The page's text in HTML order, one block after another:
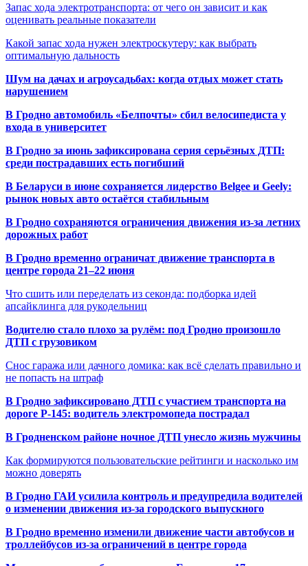
Запас хода электротранспорта: от чего он зависит и как
оценивать реальные показатели
Какой запас хода нужен электроскутеру: как выбрать
оптимальную дальность
Шум на дачах и агроусадьбах: когда отдых может стать
нарушением
В Гродно автомобиль «Белпочты» сбил велосипедиста у
входа в университет
В Гродно за июнь зафиксирована серия серьёзных ДТП:
среди пострадавших есть погибший
В Беларуси в июне сохраняется лидерство Belgee и Geely:
рынок новых авто остаётся стабильным
В Гродно сохраняются ограничения движения из-за летних
дорожных работ
В Гродно временно ограничат движение транспорта в
центре города 21–22 июня
Что сшить или переделать из секонда: подборка идей
апсайклинга для рукодельниц
Водителю стало плохо за рулём: под Гродно произошло
ДТП с грузовиком
Снос гаража или дачного домика: как всё сделать правильно и
не попасть на штраф
В Гродно зафиксировано ДТП с участием транспорта на
дороге Р-145: водитель электромопеда пострадал
В Гродненском районе ночное ДТП унесло жизнь мужчины
Как формируются пользовательские рейтинги и насколько им
можно доверять
В Гродно ГАИ усилила контроль и предупредила водителей
о изменении движения из-за городского выпускного
В Гродно временно изменили движение части автобусов и
троллейбусов из-за ограничений в центре города